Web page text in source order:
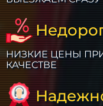
НИЗКИЕ ЦЕНЫ
КАЧЕСТВЕ